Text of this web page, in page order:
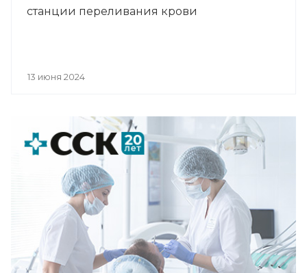
станции переливания крови
13 июня 2024